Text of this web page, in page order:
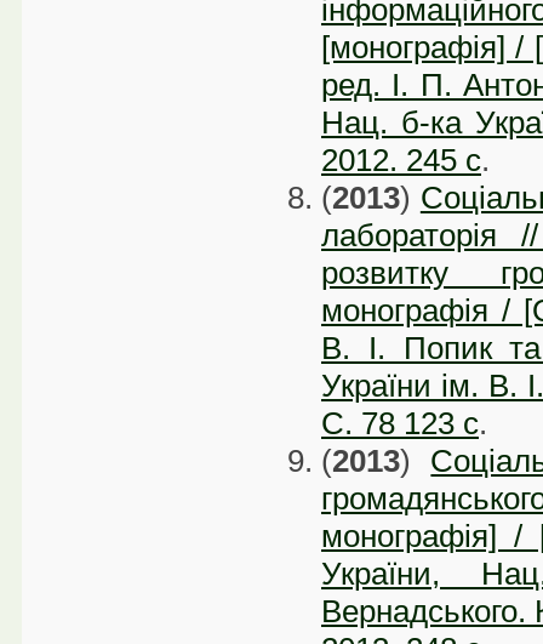
[монографія] /
ред. І. П.
Нац. б-ка
2012. 245 с.
(2013)
лабораторія
розвитку
монографія /
В. І. Попик
України ім. В.
С. 78 123 с.
(2013)
монографія]
України,
Вернадського.